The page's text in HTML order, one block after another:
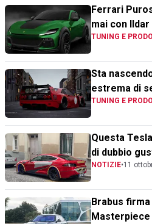
Ferrari
mai con
TUNING E
Sta
estrema di
TUNING E
Questa
di dubbio
NOTIZIE•11
Brabus firma
Masterpiece